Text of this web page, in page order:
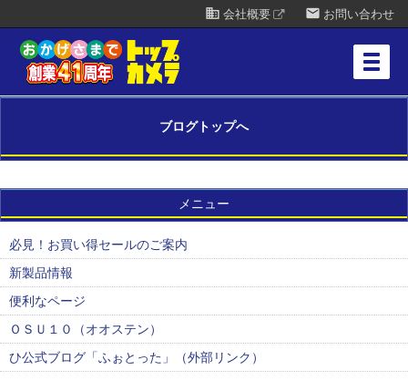
business 会社概要 mail お問い合わせ
ブログトップへ
メニュー
必見！お買い得セールのご案内
新製品情報
便利なページ
ＯＳＵ１０（オオステン）
ひ公式ブログ「ふぉとった」（外部リンク）